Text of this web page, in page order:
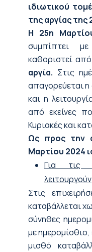
ιδιωτικού
της αργίας
Η 25η
συμπίπτει
καθοριστεί
αργία. Στις
απαγορεύεται
και η
από εκείνες
Κυριακές και
Ως προς την
Μαρτίου 2024
Για τις
λειτουργούν
Στις
καταβάλλεται
σύνηθες
με
μισθό